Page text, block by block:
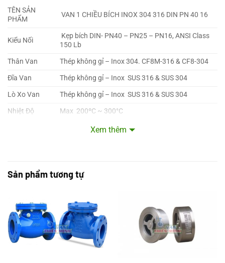
TÊN SẢN
PHẨM
VAN 1 CHIỀU BÍCH INOX 304 316 DIN PN 40 16
Kiểu Nối
Kẹp bích DIN- PN40 – PN25 – PN16, ANSI Class
150 Lb
Thân Van
Thép không gỉ – Inox 304. CF8M-316 & CF8-304
Đĩa Van
Thép không gỉ – Inox SUS 316 & SUS 304
Lò Xo Van
Thép không gỉ – Inox SUS 316 & SUS 304
Nhiệt Độ
Max 200ºC ~ 300°C
Maximum 40 bar ~ 25 bar ~ 16 bar
Tình Trạng
Hàng có sẵn, mới 100%
Xem thêm
Sản phẩm tương tự